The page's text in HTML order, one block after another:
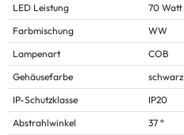
LED Leistung
70 Watt
Farbmischung
WW
Lampenart
COB
Gehäusefarbe
schwarz
IP-Schutzklasse
IP20
Abstrahlwinkel
37 °